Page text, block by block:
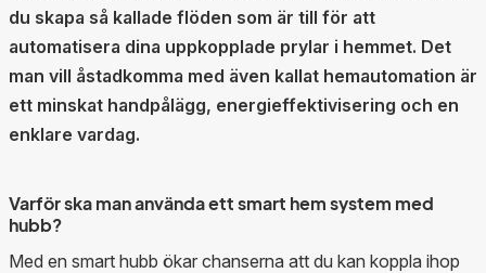
du skapa så kallade flöden som är till för att
automatisera dina uppkopplade prylar i hemmet. Det
man vill åstadkomma med även kallat hemautomation är
ett minskat handpålägg, energieffektivisering och en
enklare vardag.
Varför ska man använda ett smart hem system med
hubb?
Med en smart hubb ökar chanserna att du kan koppla ihop